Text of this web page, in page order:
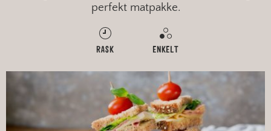
perfekt matpakke.
RASK ENKELT